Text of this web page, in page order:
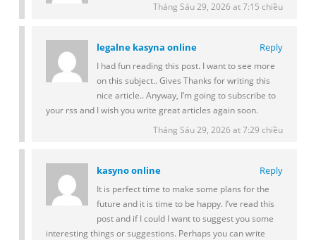
Tháng Sáu 29, 2026 at 7:15 chiều
legalne kasyna online Reply
I had fun reading this post. I want to see more
on this subject.. Gives Thanks for writing this
nice article.. Anyway, I’m going to subscribe to
your rss and I wish you write great articles again soon.
Tháng Sáu 29, 2026 at 7:29 chiều
kasyno online Reply
It is perfect time to make some plans for the
future and it is time to be happy. I’ve read this
post and if I could I want to suggest you some
interesting things or suggestions. Perhaps you can write